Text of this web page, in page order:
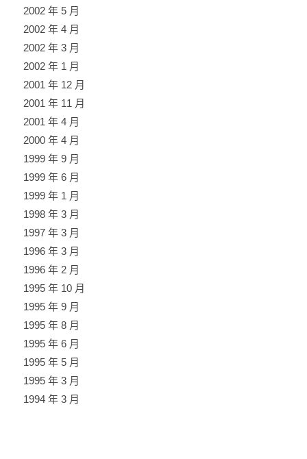
2002 年 5 月
2002 年 4 月
2002 年 3 月
2002 年 1 月
2001 年 12 月
2001 年 11 月
2001 年 4 月
2000 年 4 月
1999 年 9 月
1999 年 6 月
1999 年 1 月
1998 年 3 月
1997 年 3 月
1996 年 3 月
1996 年 2 月
1995 年 10 月
1995 年 9 月
1995 年 8 月
1995 年 6 月
1995 年 5 月
1995 年 3 月
1994 年 3 月